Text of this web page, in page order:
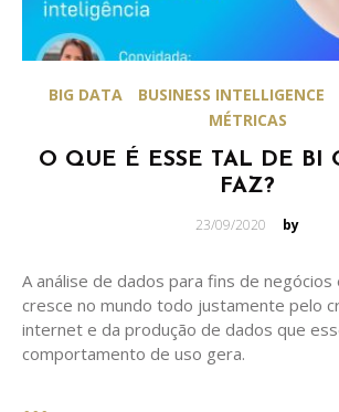
BIG DATA BUSINESS INTELLIGENCE
MÉTRICAS
O QUE É ESSE TAL DE BI
FAZ?
Posted
23/09/2020 by
A análise de dados para fins de negócios
cresce no mundo todo justamente pelo
internet e da produção de dados que
comportamento de uso gera.